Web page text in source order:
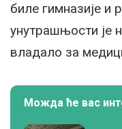
биле гимназије и
унутрашњости је
владало за
Можда ће вас